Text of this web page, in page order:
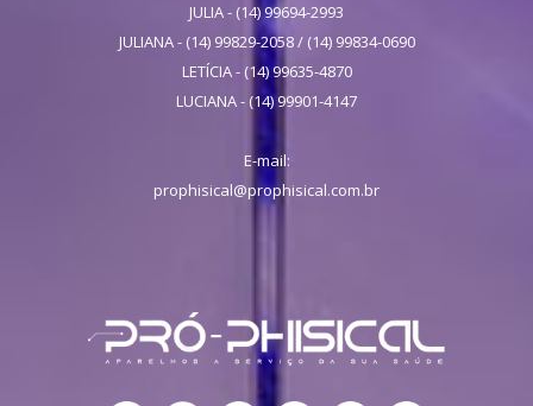
JULIA - (14) 99694-2993
JULIANA - (14) 99829-2058 / (14) 99834-0690
LETÍCIA - (14) 99635-4870
LUCIANA - (14) 99901-4147
E-mail:
prophisical@prophisical.com.br